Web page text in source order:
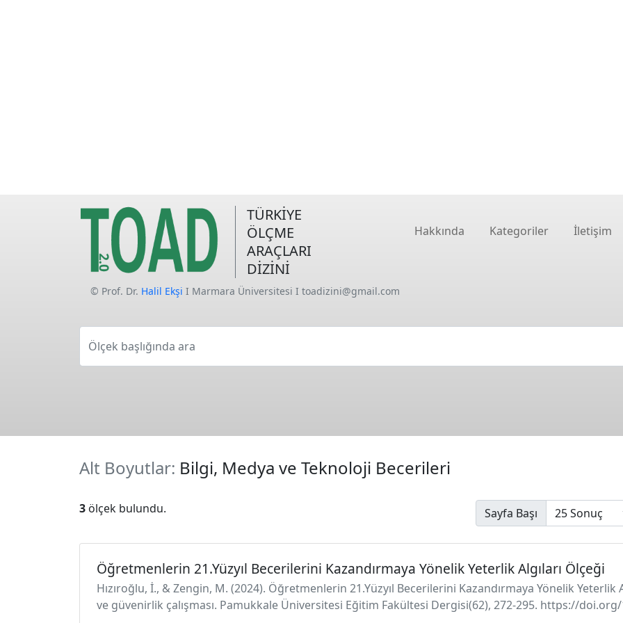
TÜRKİYE
ÖLÇME
ARAÇLARI
DİZİNİ
Hakkında Kategoriler İletişim
© Prof. Dr. Halil Ekşi I Marmara Üniversitesi I toadizini@gmail.com
Ölçek başlığında ara
Alt Boyutlar: Bilgi, Medya ve Teknoloji Becerileri
3 ölçek bulundu. Sayfa Başı
Öğretmenlerin 21.Yüzyıl Becerilerini Kazandırmaya Yönelik Yeterlik Algıları Ölçeği
Hızıroğlu, İ., & Zengin, M. (2024). Öğretmenlerin 21.Yüzyıl Becerilerini Kazandırmaya Yönelik Yeterlik
ve güvenirlik çalışması. Pamukkale Üniversitesi Eğitim Fakültesi Dergisi(62), 272-295. https://